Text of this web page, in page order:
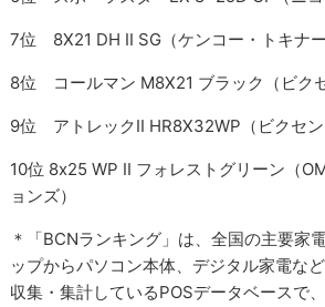
7位 8X21 DH II SG（ケンコー・トキナー
8位 コールマン M8X21 ブラック（ビクセ
9位 アトレックII HR8X32WP（ビクセン
10位 8x25 WP II フォレストグリーン（
ョンズ）
＊「BCNランキング」は、全国の主要家
ップからパソコン本体、デジタル家電な
収集・集計しているPOSデータベースで